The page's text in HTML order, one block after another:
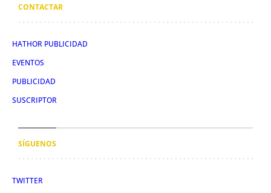
CONTACTAR
HATHOR PUBLICIDAD
EVENTOS
PUBLICIDAD
SUSCRIPTOR
SÍGUENOS
TWITTER